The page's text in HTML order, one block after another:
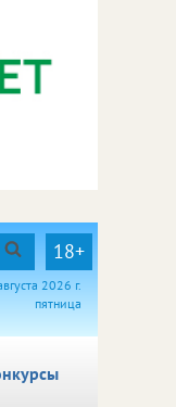
18+
2026 г.
пятница